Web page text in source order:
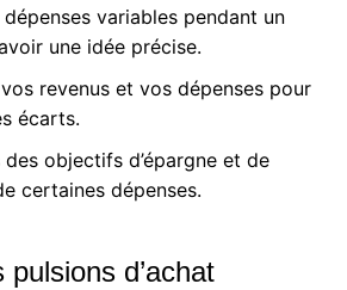
variables pendant un
une idée précise.
revenus et vos dépenses pour
écarts.
objectifs d’épargne et de
certaines dépenses.
d’achat